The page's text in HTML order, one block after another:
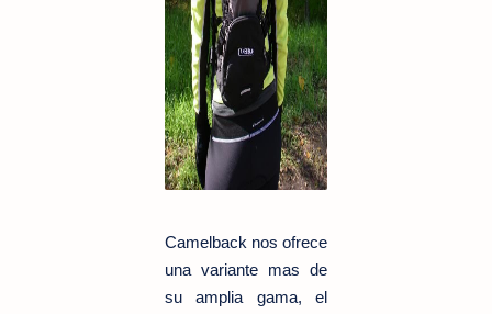
Camelback nos ofrece
una variante mas de
su amplia gama, el